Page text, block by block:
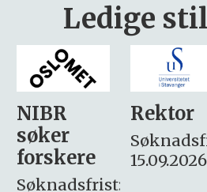
Ledige
Rektor
Søknadsfrist:
15.09.2026
innen